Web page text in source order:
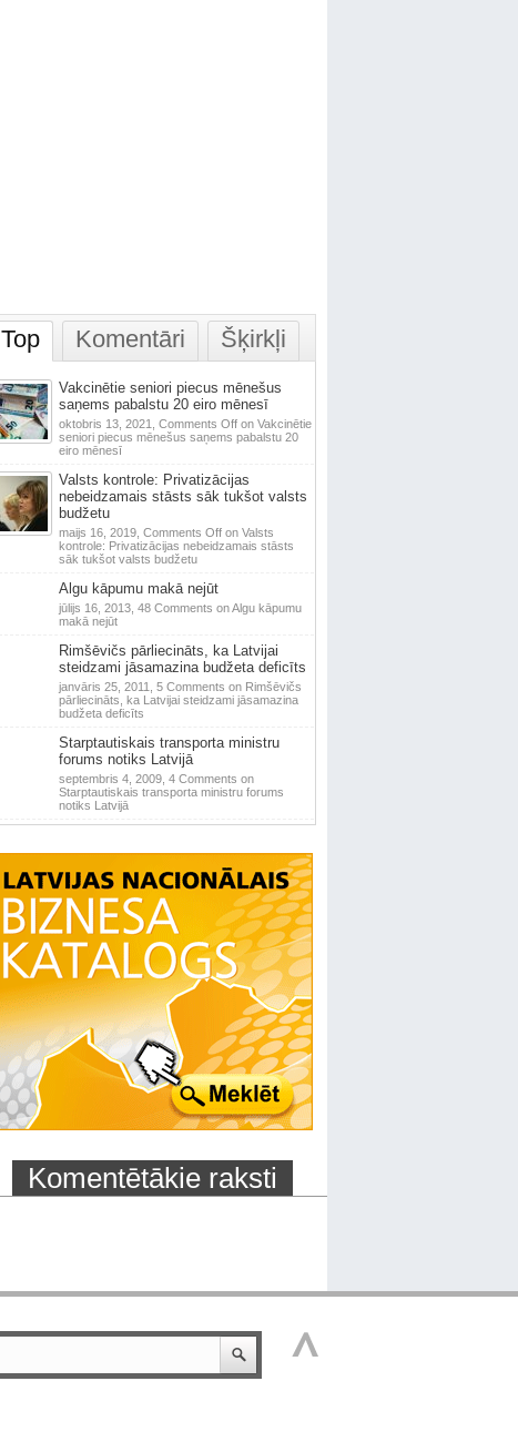
Top Komentāri Šķirkļi
Vakcinētie seniori piecus mēnešus
saņems pabalstu 20 eiro mēnesī
oktobris 13, 2021, Comments Offon Vakcinētie
seniori piecus mēnešus saņems pabalstu 20
eiro mēnesī
Valsts kontrole: Privatizācijas
nebeidzamais stāsts sāk tukšot valsts
budžetu
maijs 16, 2019, Comments Offon Valsts
kontrole: Privatizācijas nebeidzamais stāsts
sāk tukšot valsts budžetu
Algu kāpumu makā nejūt
jūlijs 16, 2013, 48 Comments on Algu kāpumu
makā nejūt
Rimšēvičs pārliecināts, ka Latvijai
steidzami jāsamazina budžeta deficīts
janvāris 25, 2011, 5 Comments on Rimšēvičs
pārliecināts, ka Latvijai steidzami jāsamazina
budžeta deficīts
Starptautiskais transporta ministru
forums notiks Latvijā
septembris 4, 2009, 4 Comments on
Starptautiskais transporta ministru forums
notiks Latvijā
Komentētākie raksti